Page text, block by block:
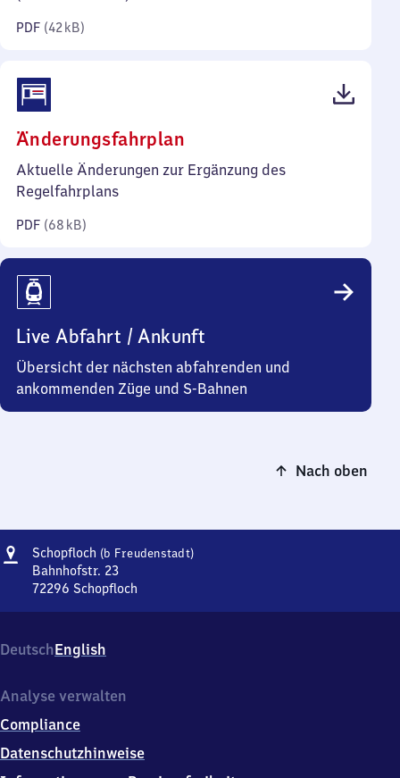
PDF (42 kB)
Änderungsfahrplan
68
Aktuelle Änderungen zur Ergänzung des
Regelfahrplans
PDF (68 kB)
Live Abfahrt / Ankunft
Übersicht der nächsten abfahrenden und
ankommenden Züge und S-Bahnen
Nach oben
Adresse
Schopfloch (b Freudenstadt)Schopfloch
Bahnhofstr. 23
72296 Schopfloch
Freudenstadt),
Bahnhofstr.
7
2
9
DeutschEnglish
Analyse verwalten
Compliance
Datenschutzhinweise